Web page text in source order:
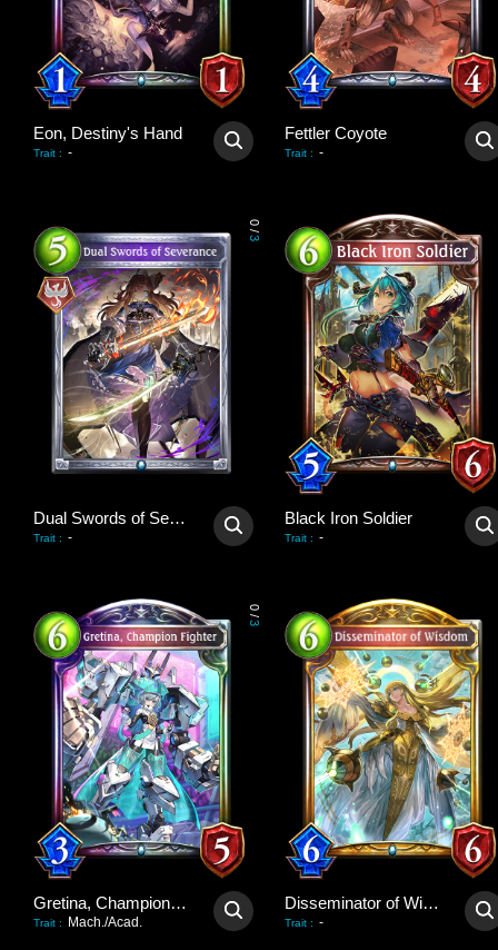
Eon, Destiny's Hand
Trait : -
Fettler Coyote
Trait : -
0
/
3
Dual Swords of Severance
Trait : -
Black Iron Soldier
Trait : -
0
/
3
Gretina, Champion Fighter
Trait : Mach./Acad.
Disseminator of Wisdom
Trait : -